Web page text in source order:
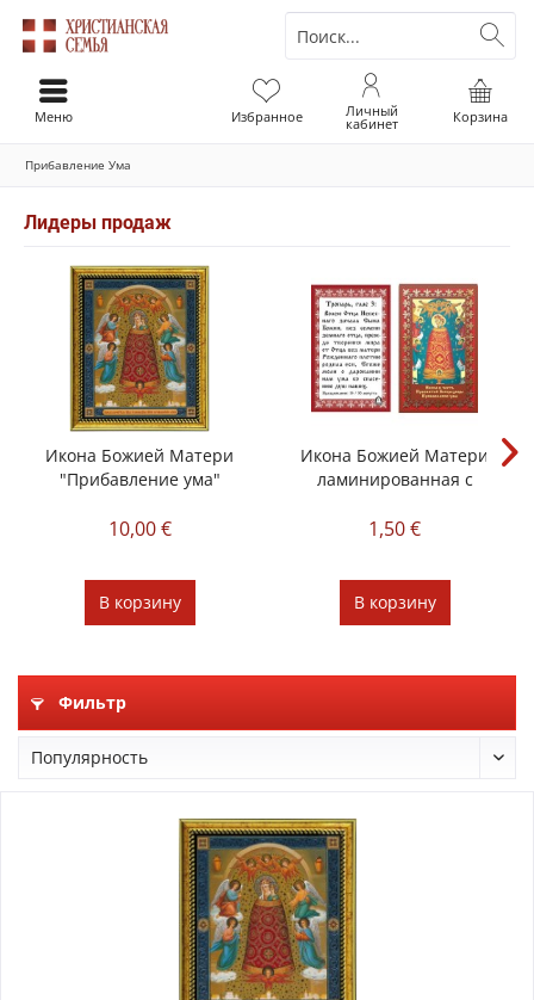
Корзина
Избранное Личный
кабинет
Меню
Прибавление Ума
Лидеры продаж
Икона Божией Матери
"Прибавление ума"
10,00 €
В корзину
Икона Божией Матери
ламинированная с
1,50 €
В корзину
Фильтр